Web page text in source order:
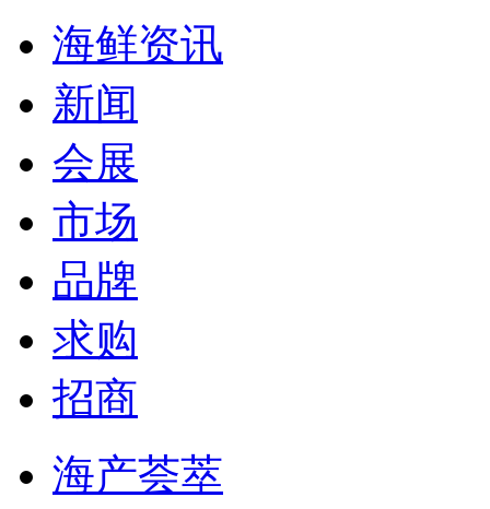
海鲜资讯
新闻
会展
市场
品牌
求购
招商
海产荟萃